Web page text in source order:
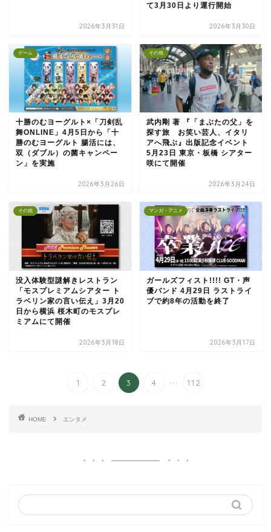
2026年3月31日
て3月30日より運行開始
2026年3月30日
ゲーム
十勝のむヨーグルト×「刀剣乱
舞ONLINE」4月5日から「十
勝のむヨーグルト 腸活には、
双（ダブル）の菌キャンペー
ン」を実施
2026年3月26日
その他
武内剛 著 『「まぶたの父」を
探す旅 お笑い芸人、イタリ
アへ飛ぶ』出版記念イベント
5月23日 東京・板橋 シアター
咲にて開催
2026年3月24日
その他
没入体験型謎解きレストラン
「モスプレミアムシアター ト
ラベリン家の言い伝え」3月20
日から横浜 桜木町のモスプレ
ミアムにて開催
2026年3月18日
マンガ・アニメ
ガールズフィスト!!!! GT・声
優バンド 4月29日 ラストライ
ブで約8年の活動を終了
2026年3月17日
1 2 3 4 ... 112
HOME エンタメ